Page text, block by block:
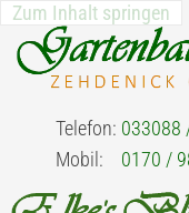
Zum Inhalt springen
Telefon: 033088
Mobil: 0170 /